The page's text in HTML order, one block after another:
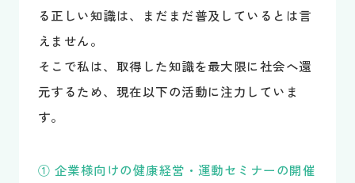
る正しい知識は、まだまだ普及しているとは言
えません。
そこで私は、取得した知識を最大限に社会へ還
元するため、現在以下の活動に注力していま
す。
① 企業様向けの健康経営・運動セミナーの開催